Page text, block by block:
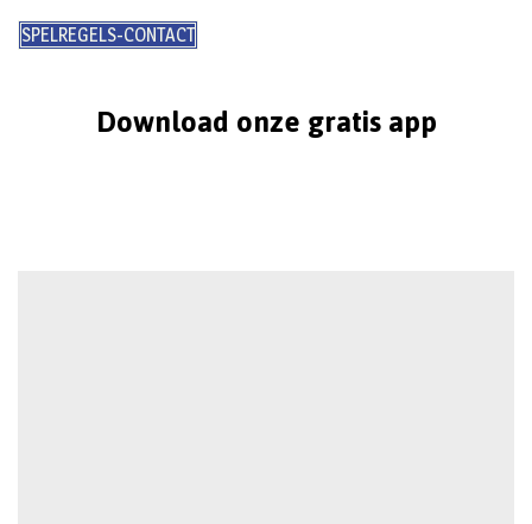
SPELREGELS-CONTACT
Download onze gratis app